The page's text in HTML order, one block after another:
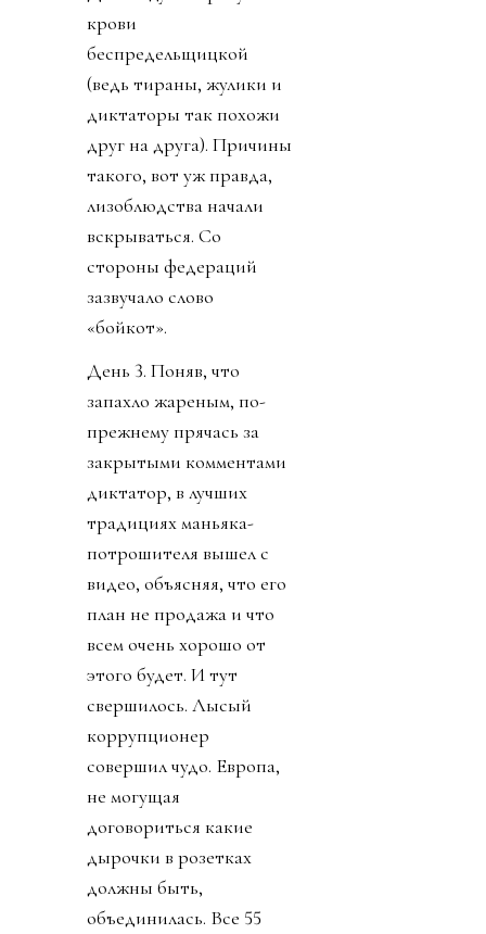
крови
беспредельщицкой
(ведь тираны, жулики и
диктаторы так похожи
друг на друга). Причины
такого, вот уж правда,
лизоблюдства начали
вскрываться. Со
стороны федераций
зазвучало слово
«бойкот».
День 3. Поняв, что
запахло жареным, по-
прежнему прячась за
закрытыми комментами
диктатор, в лучших
традициях маньяка-
потрошителя вышел с
видео, объясняя, что его
план не продажа и что
всем очень хорошо от
этого будет. И тут
свершилось. Лысый
коррупционер
совершил чудо. Европа,
не могущая
договориться какие
дырочки в розетках
должны быть,
объединилась. Все 55